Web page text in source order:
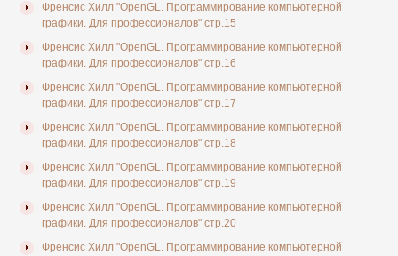
Френсис Хилл "OpenGL. Программирование компьютерной
графики. Для профессионалов" стр.15
Френсис Хилл "OpenGL. Программирование компьютерной
графики. Для профессионалов" стр.16
Френсис Хилл "OpenGL. Программирование компьютерной
графики. Для профессионалов" стр.17
Френсис Хилл "OpenGL. Программирование компьютерной
графики. Для профессионалов" стр.18
Френсис Хилл "OpenGL. Программирование компьютерной
графики. Для профессионалов" стр.19
Френсис Хилл "OpenGL. Программирование компьютерной
графики. Для профессионалов" стр.20
Френсис Хилл "OpenGL. Программирование компьютерной